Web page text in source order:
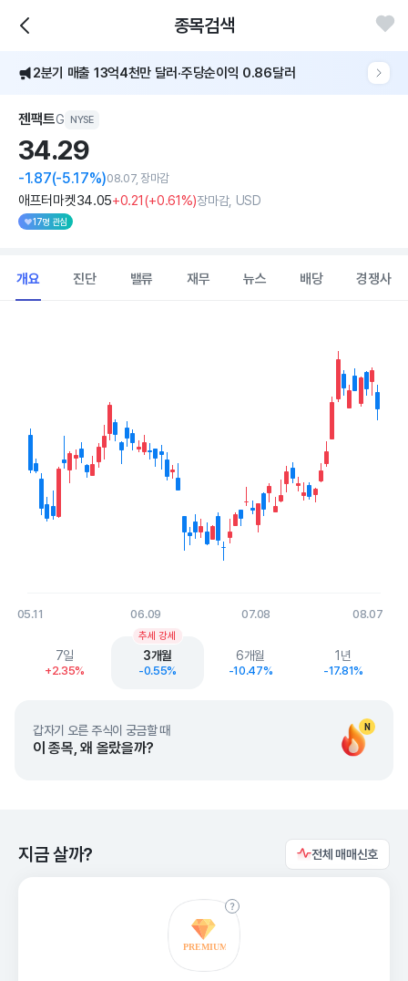
종목검색
2분기 매출 13억4천만 달러·주당순이익 0.86달러
젠팩트G NYSE
34.29
-1.87(-5.17%)08.07, 장마감
애프터마켓34.05+0.21(+0.61%)장마감, USD
17명 관심
개요 진단 밸류 재무 뉴스 배당 경쟁사
The chart has 1 X axis displaying Time. Data ranges from
The chart has 1 Y axis displaying values. Data ranges from 26.85
05.11 06.09 07.08 08.07
End of interactive chart.
7일
+2.35%
3개월
-0.55%
추세 강세
6개월
-10.47%
1년
-17.81%
N
갑자기 오른 주식이 궁금할 때
이 종목, 왜 올랐을까?
지금 살까? 전체 매매신호